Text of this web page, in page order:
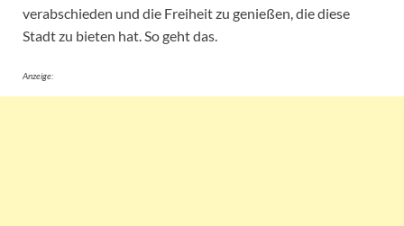
verabschieden und die Freiheit zu genießen, die diese
Stadt zu bieten hat. So geht das.
Anzeige: